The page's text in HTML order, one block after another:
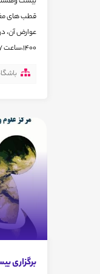
قطب های
عوارض آن،
1400،ساعت 17 بصورت لایو،برگزار ...
برگزاری